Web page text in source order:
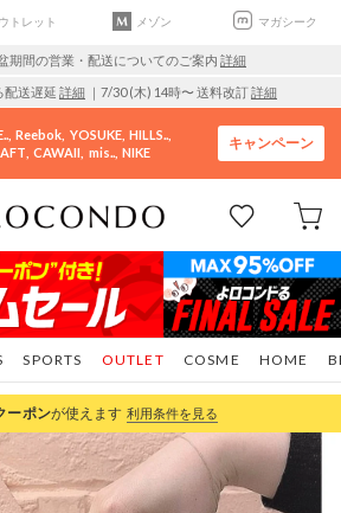
トレット メゾン マガシーク
期間の営業・配送についてのご案内 詳細
配送遅延 詳細 ｜7/30 (木) 14時〜 送料改訂詳細
Reebok YOSUKE HILLS..
CAWAII mis.. NIKE
キャンペーン
SPORTS COSME HOME
OUTLET
ーポンが使えます 利用条件を見る